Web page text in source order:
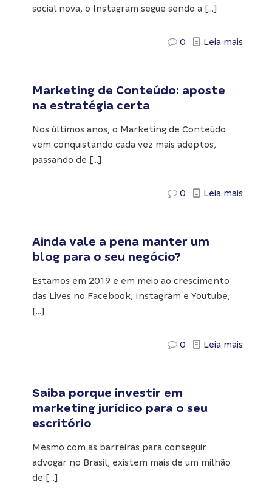
social nova, o Instagram segue sendo a […]
0 Leia mais
Marketing de Conteúdo: aposte
na estratégia certa
Nos últimos anos, o Marketing de Conteúdo
vem conquistando cada vez mais adeptos,
passando de […]
0 Leia mais
Ainda vale a pena manter um
blog para o seu negócio?
Estamos em 2019 e em meio ao crescimento
das Lives no Facebook, Instagram e Youtube,
[…]
0 Leia mais
Saiba porque investir em
marketing jurídico para o seu
escritório
Mesmo com as barreiras para conseguir
advogar no Brasil, existem mais de um milhão
de […]